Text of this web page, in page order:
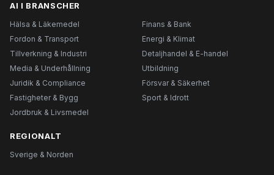
AI I BRANSCHER
Hälsa & Läkemedel
Finans & Bank
Fordon & Transport
Energi & Klimat
Tillverkning & Industri
Detaljhandel & E-handel
Media & Underhållning
Utbildning
Juridik & Compliance
Försvar & Säkerhet
Fastigheter & Bygg
Sport & Idrott
Jordbruk & Livsmedel
REGIONALT
Sverige & Norden